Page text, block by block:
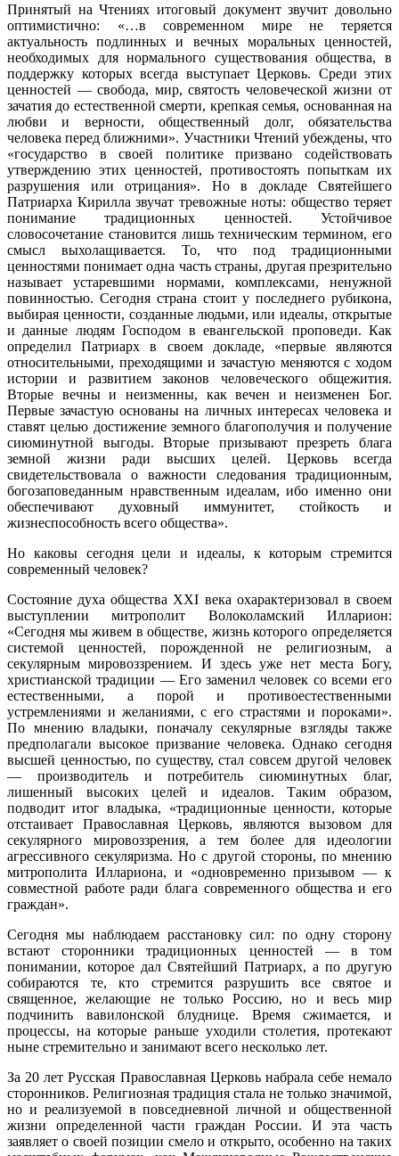
Принятый на Чтениях итоговый документ звучит довольно
оптимистично: «…в современном мире не теряется
актуальность подлинных и вечных моральных ценностей,
необходимых для нормального существования общества, в
поддержку которых всегда выступает Церковь. Среди этих
ценностей — свобода, мир, святость человеческой жизни от
зачатия до естественной смерти, крепкая семья, основанная на
любви и верности, общественный долг, обязательства
человека перед ближними». Участники Чтений убеждены, что
«государство в своей политике призвано содействовать
утверждению этих ценностей, противостоять попыткам их
разрушения или отрицания». Но в докладе Святейшего
Патриарха Кирилла звучат тревожные ноты: общество теряет
понимание традиционных ценностей. Устойчивое
словосочетание становится лишь техническим термином, его
смысл выхолащивается. То, что под традиционными
ценностями понимает одна часть страны, другая презрительно
называет устаревшими нормами, комплексами, ненужной
повинностью. Сегодня страна стоит у последнего рубикона,
выбирая ценности, созданные людьми, или идеалы, открытые
и данные людям Господом в евангельской проповеди. Как
определил Патриарх в своем докладе, «первые являются
относительными, преходящими и зачастую меняются с ходом
истории и развитием законов человеческого общежития.
Вторые вечны и неизменны, как вечен и неизменен Бог.
Первые зачастую основаны на личных интересах человека и
ставят целью достижение земного благополучия и получение
cиюминутной выгоды. Вторые призывают презреть блага
земной жизни ради высших целей. Церковь всегда
свидетельствовала о важности следования традиционным,
богозаповеданным нравственным идеалам, ибо именно они
обеспечивают духовный иммунитет, стойкость и
жизнеспособность всего общества».
Но каковы сегодня цели и идеалы, к которым стремится
современный человек?
Состояние духа общества XXI века охарактеризовал в своем
выступлении митрополит Волоколамский Илларион:
«Сегодня мы живем в обществе, жизнь которого определяется
системой ценностей, порожденной не религиозным, а
секулярным мировоззрением. И здесь уже нет места Богу,
христианской традиции — Его заменил человек со всеми его
естественными, а порой и противоестественными
устремлениями и желаниями, с его страстями и пороками».
По мнению владыки, поначалу секулярные взгляды также
предполагали высокое призвание человека. Однако сегодня
высшей ценностью, по существу, стал совсем другой человек
— производитель и потребитель сиюминутных благ,
лишенный высоких целей и идеалов. Таким образом,
подводит итог владыка, «традиционные ценности, которые
отстаивает Православная Церковь, являются вызовом для
секулярного мировоззрения, а тем более для идеологии
агрессивного секуляризма. Но с другой стороны, по мнению
митрополита Иллариона, и «одновременно призывом — к
совместной работе ради блага современного общества и его
граждан».
Сегодня мы наблюдаем расстановку сил: по одну сторону
встают сторонники традиционных ценностей — в том
понимании, которое дал Святейший Патриарх, а по другую
собираются те, кто стремится разрушить все святое и
священное, желающие не только Россию, но и весь мир
подчинить вавилонской блуднице. Время сжимается, и
процессы, на которые раньше уходили столетия, протекают
ныне стремительно и занимают всего несколько лет.
За 20 лет Русская Православная Церковь набрала себе немало
сторонников. Религиозная традиция стала не только значимой,
но и реализуемой в повседневной личной и общественной
жизни определенной части граждан России. И эта часть
заявляет о своей позиции смело и открыто, особенно на таких